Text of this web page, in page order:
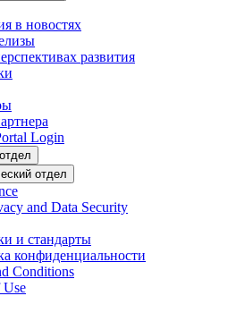
в новостях
развития
Login
отдел
and Data Security
и стандарты
конфиденциальности
Conditions
Use